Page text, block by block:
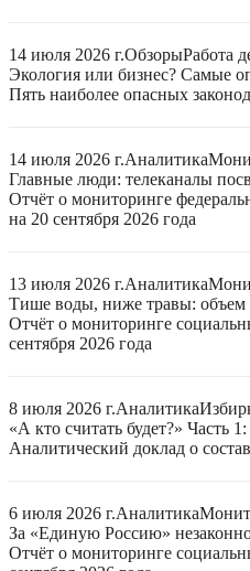
14 июля 2026 г.ОбзорыРабота
Экология или бизнес? Самые
Пять наиболее опасных
14 июля 2026 г.Аналитика
Главные люди: телеканалы
Отчёт о мониторинге
на 20 сентября 2026 года
13 июля 2026 г.Аналитика
Тише воды, ниже травы: объем
Отчёт о мониторинге
сентября 2026 года
8 июля 2026 г.Аналитика
«А кто считать будет?» Часть
Аналитический доклад о
6 июля 2026 г.Аналитика
За «Единую Россию»
Отчёт о мониторинге